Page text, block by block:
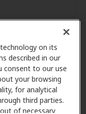
on its
described in our
consent to our use
your browsing
for analytical
third parties.
of necessary